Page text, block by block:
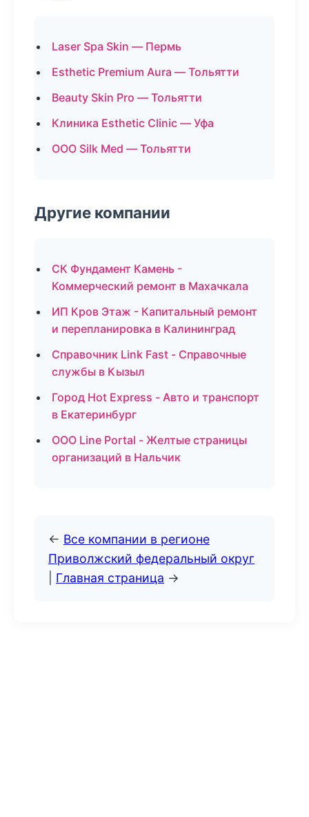
Laser Spa Skin — Пермь
Esthetic Premium Aura — Тольятти
Beauty Skin Pro — Тольятти
Клиника Esthetic Clinic — Уфа
ООО Silk Med — Тольятти
Другие компании
СК Фундамент Камень -
Коммерческий ремонт в Махачкала
ИП Кров Этаж - Капитальный ремонт
и перепланировка в Калининград
Справочник Link Fast - Справочные
службы в Кызыл
Город Hot Express - Авто и транспорт
в Екатеринбург
ООО Line Portal - Желтые страницы
организаций в Нальчик
← Все компании в регионе
Приволжский федеральный округ
Главная страница →